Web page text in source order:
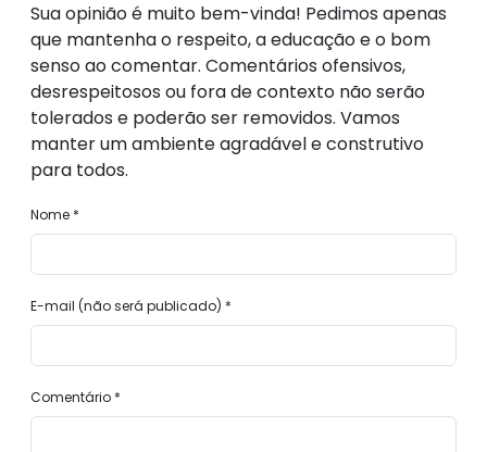
Sua opinião é muito bem-vinda! Pedimos apenas
que mantenha o respeito, a educação e o bom
senso ao comentar. Comentários ofensivos,
desrespeitosos ou fora de contexto não serão
tolerados e poderão ser removidos. Vamos
manter um ambiente agradável e construtivo
para todos.
Nome *
E-mail (não será publicado) *
Comentário *